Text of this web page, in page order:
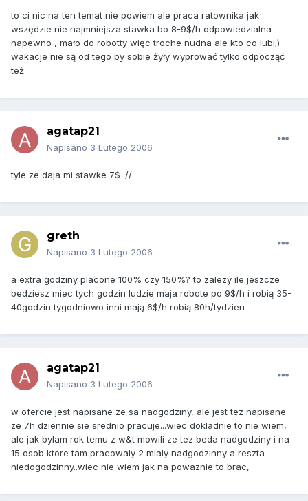
to ci nic na ten temat nie powiem ale praca ratownika jak
wszędzie nie najmniejsza stawka bo 8-9$/h odpowiedzialna
napewno , mało do robotty więc troche nudna ale kto co lubi;)
wakacje nie są od tego by sobie żyły wyprować tylko odpocząć
też
agatap21
Napisano 3 Lutego 2006
tyle ze daja mi stawke 7$ ://
greth
Napisano 3 Lutego 2006
a extra godziny placone 100% czy 150%? to zalezy ile jeszcze
bedziesz miec tych godzin ludzie maja robote po 9$/h i robią 35-
40godzin tygodniowo inni mają 6$/h robią 80h/tydzien
agatap21
Napisano 3 Lutego 2006
w ofercie jest napisane ze sa nadgodziny, ale jest tez napisane
ze 7h dziennie sie srednio pracuje...wiec dokladnie to nie wiem,
ale jak bylam rok temu z w&t mowili ze tez beda nadgodziny i na
15 osob ktore tam pracowaly 2 mialy nadgodzinny a reszta
niedogodzinny..wiec nie wiem jak na powaznie to brac,